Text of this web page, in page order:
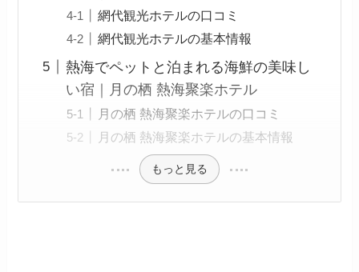
網代観光ホテルの口コミ
網代観光ホテルの基本情報
熱海でペットと泊まれる海鮮の美味し
い宿｜月の栖 熱海聚楽ホテル
月の栖 熱海聚楽ホテルの口コミ
月の栖 熱海聚楽ホテルの基本情報
もっと見る